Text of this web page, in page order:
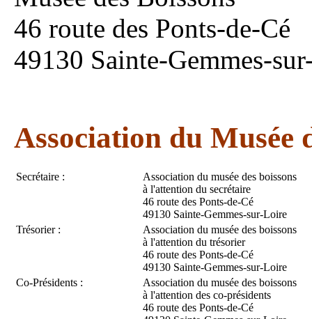
46 route des Ponts-de-Cé
49130 Sainte-Gemmes-
Association du Musée
Secrétaire :
Association du musée des boissons
à l'attention du secrétaire
46 route des Ponts-de-Cé
49130 Sainte-Gemmes-sur-Loire
Trésorier :
Association du musée des boissons
à l'attention du trésorier
46 route des Ponts-de-Cé
49130 Sainte-Gemmes-sur-Loire
Co-Présidents :
Association du musée des boissons
à l'attention des co-présidents
46 route des Ponts-de-Cé